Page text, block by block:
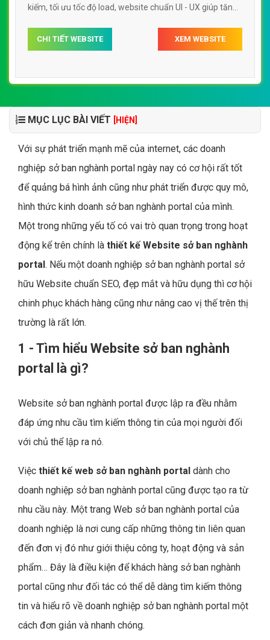
kiếm, tối ưu tốc độ load, website chuẩn UI - UX giúp tăng
hcmcpvorgvn
CHI TIẾT WEBSITE XEM WEBSITE
MỤC LỤC BÀI VIẾT [HIỆN]
Với sự phát triển mạnh mẽ của internet, các doanh
nghiệp sở ban nghành portal ngày nay có cơ hội rất tốt
để quảng bá hình ảnh cũng như phát triển được quy mô,
hình thức kinh doanh sở ban nghành portal của mình.
Một trong những yếu tố có vai trò quan trọng trong hoạt
động kể trên chính là thiết kế Website sở ban nghành
portal . Nếu một doanh nghiệp sở ban nghành portal sở
hữu Website chuẩn SEO, đẹp mắt và hữu dụng thì cơ hội
chinh phục khách hàng cũng như nâng cao vị thế trên thị
trường là rất lớn.
1 - Tìm hiểu Website sở ban nghành
portal là gì?
Website sở ban nghành portal được lập ra đều nhằm
đáp ứng nhu cầu tìm kiếm thông tin của mọi người đối
với chủ thể lập ra nó.
Việc thiết kế web sở ban nghành portal dành cho
doanh nghiệp sở ban nghành portal cũng được tạo ra từ
nhu cầu này. Một trang Web sở ban nghành portal của
doanh nghiệp là nơi cung cấp những thông tin liên quan
đến đơn vị đó như giới thiệu công ty, hoạt động và sản
phẩm… Đây là điều kiện để khách hàng sở ban nghành
portal cũng như đối tác có thể dễ dàng tìm kiếm thông
tin và hiểu rõ về doanh nghiệp sở ban nghành portal một
cách đơn giản và nhanh chóng.